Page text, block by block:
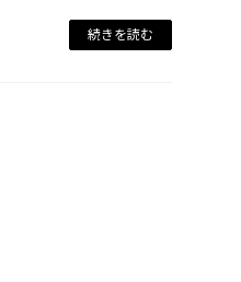
続きを読む